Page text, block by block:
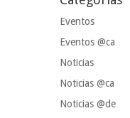
Eventos
Eventos @ca
Noticias
Noticias @ca
Noticias @de